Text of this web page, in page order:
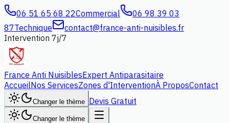
06 51 65 68 22Commercial
06 98 39 03
87Technique
contact@france-anti-nuisibles.fr
Intervention 7j/7
France Anti NuisiblesExpert Antiparasitaire
AccueilNos ServicesZones d'InterventionÀ ProposContact
Changer le thème Devis Gratuit
Changer le thème